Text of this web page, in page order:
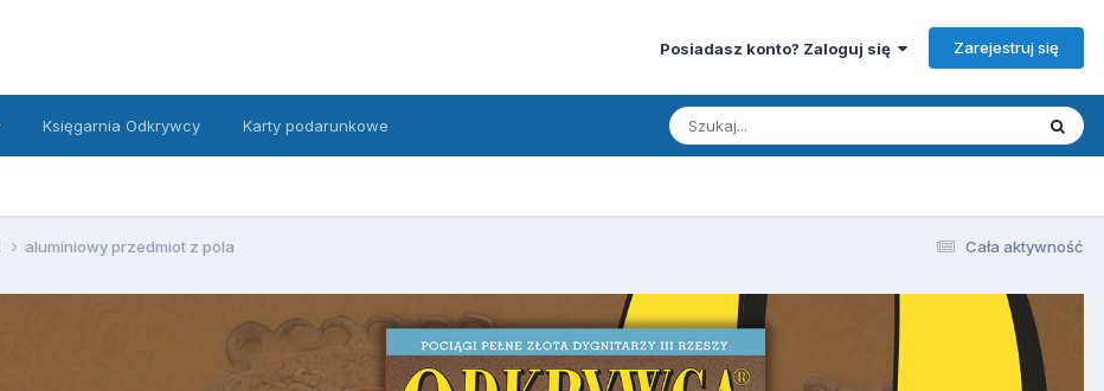
Posiadasz konto? Zaloguj się Zarejestruj się
Księgarnia Odkrywcy Karty podarunkowe
Cała aktywność
aluminiowy przedmiot z pola